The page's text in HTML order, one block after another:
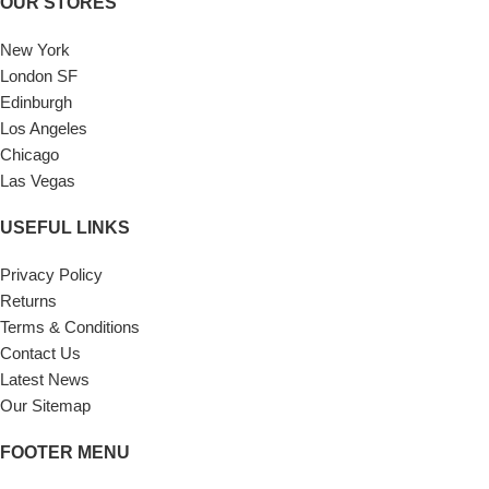
New York
London SF
Edinburgh
Los Angeles
Chicago
Las Vegas
USEFUL LINKS
Privacy Policy
Returns
Terms & Conditions
Contact Us
Latest News
Our Sitemap
FOOTER MENU